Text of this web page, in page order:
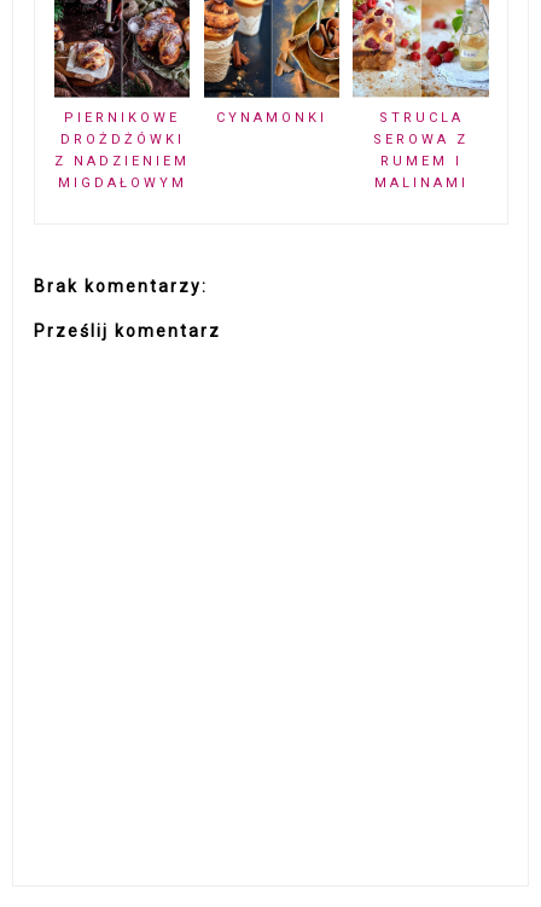
PIERNIKOWE
DROŻDŻÓWKI
Z NADZIENIEM
MIGDAŁOWYM
CYNAMONKI
STRUCLA
SEROWA Z
RUMEM I
MALINAMI
Brak komentarzy:
Prześlij komentarz